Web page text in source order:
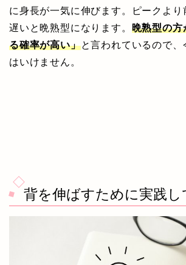
に身長が一気に伸びます。ピークより
遅いと晩熟型になります。 晩熟型の方
る確率が高い」と言われているので、
はいけません。
背を伸ばすために実践し